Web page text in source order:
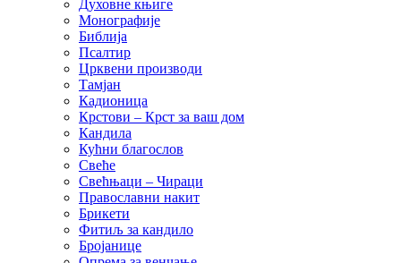
Духовне књиге
Монографије
Библија
Псалтир
Црквени производи
Тамјан
Кадионица
Крстови – Крст за ваш дом
Кандила
Кућни благослов
Свеће
Свећњаци – Чираци
Православни накит
Брикети
Фитиљ за кандило
Бројанице